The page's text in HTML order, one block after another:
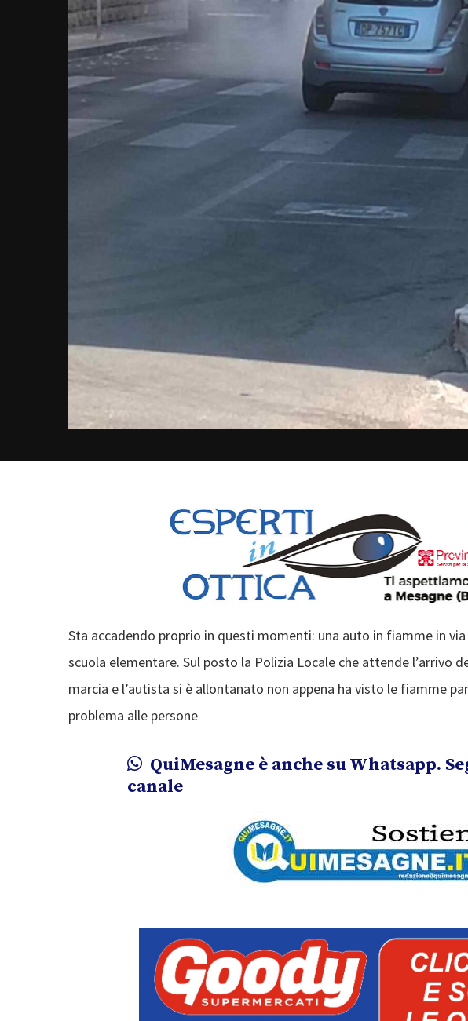
Sta accadendo proprio in questi momenti: una auto in fiamme in
scuola elementare. Sul posto la Polizia Locale che attende l’arrivo
marcia e l’autista si è allontanato non appena ha visto le fiamme
problema alle persone
QuiMesagne è anche su Whatsapp.
canale